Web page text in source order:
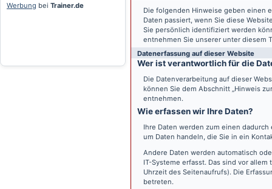
Werbung bei Trainer.de
Die folgenden Hinweise geben einen
Daten passiert, wenn Sie diese
Sie persönlich identifiziert werden
entnehmen Sie unserer unter diesem
Datenerfassung auf dieser Website
Wer ist verantwortlich für die
Die Datenverarbeitung auf dieser
können Sie dem Abschnitt „Hinweis
entnehmen.
Wie erfassen wir Ihre Daten?
Ihre Daten werden zum einen
um Daten handeln, die Sie in ein
Andere Daten werden automatisch
IT-Systeme erfasst. Das sind vor
Uhrzeit des Seitenaufrufs). Die
betreten.